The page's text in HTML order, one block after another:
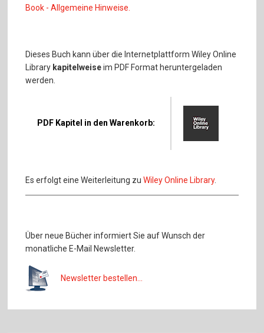
Book - Allgemeine Hinweise.
Dieses Buch kann über die Internetplattform Wiley Online
Library kapitelweiseim PDF Format heruntergeladen
werden.
PDF Kapitel in den Warenkorb:
Es erfolgt eine Weiterleitung zuWiley Online Library.
Über neue Bücher informiert Sie auf Wunsch der
monatliche E-Mail Newsletter.
Newsletter bestellen...